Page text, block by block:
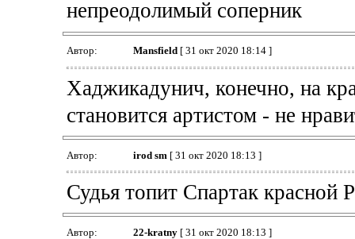
непреодолимый соперник
Автор: Mansfield[ 31 окт 2020 18:14 ]
Хаджикадунич, конечно, на
становится артистом - не
Автор: irod sm [ 31 окт 2020 18:13 ]
Судья топит Спартак красной
Автор: 22-kratny[ 31 окт 2020 18:13 ]